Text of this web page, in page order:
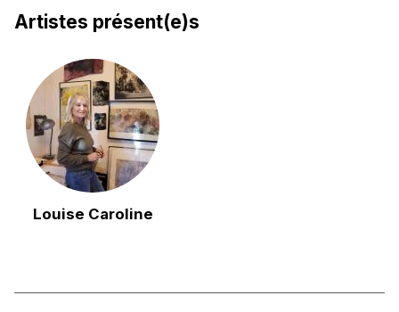
Artistes présent(e)s
Louise Caroline